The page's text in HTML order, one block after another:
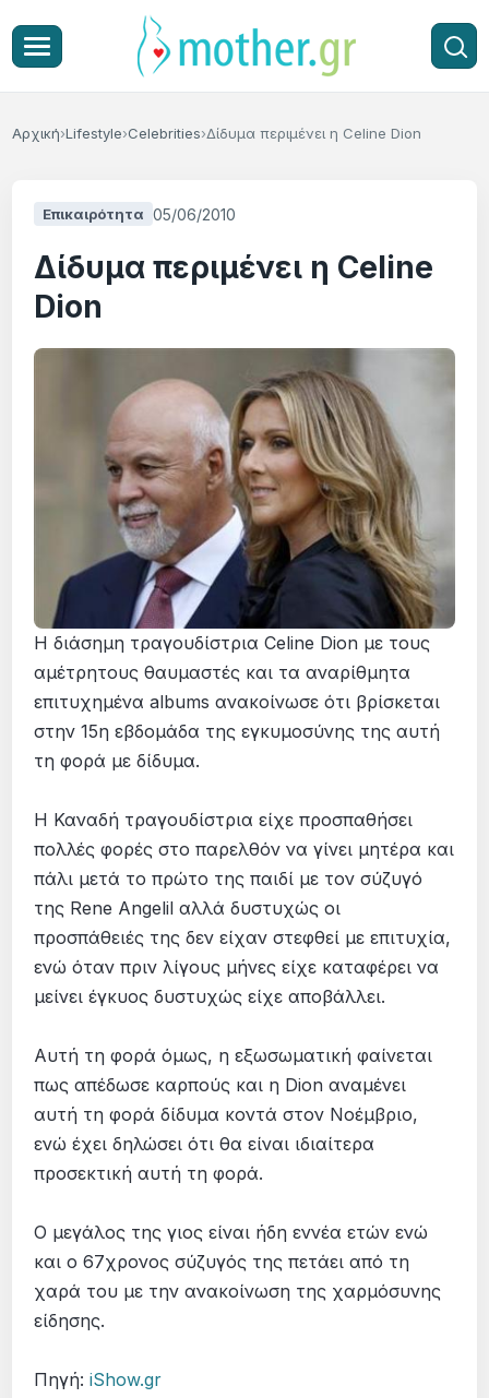
Αρχική Lifestyle Celebrities Δίδυμα περιμένει η Celine Dion
Επικαιρότητα 05/06/2010
Δίδυμα περιμένει η Celine
Dion
Η διάσημη τραγουδίστρια Celine Dion με τους
αμέτρητους θαυμαστές και τα αναρίθμητα
επιτυχημένα albums ανακοίνωσε ότι βρίσκεται
στην 15η εβδομάδα της εγκυμοσύνης της αυτή
τη φορά με δίδυμα.
Η Καναδή τραγουδίστρια είχε προσπαθήσει
πολλές φορές στο παρελθόν να γίνει μητέρα και
πάλι μετά το πρώτο της παιδί με τον σύζυγό
της Rene Angelil αλλά δυστυχώς οι
προσπάθειές της δεν είχαν στεφθεί με επιτυχία,
ενώ όταν πριν λίγους μήνες είχε καταφέρει να
μείνει έγκυος δυστυχώς είχε αποβάλλει.
Αυτή τη φορά όμως, η εξωσωματική φαίνεται
πως απέδωσε καρπούς και η Dion αναμένει
αυτή τη φορά δίδυμα κοντά στον Νοέμβριο,
ενώ έχει δηλώσει ότι θα είναι ιδιαίτερα
προσεκτική αυτή τη φορά.
Ο μεγάλος της γιος είναι ήδη εννέα ετών ενώ
και ο 67χρονος σύζυγός της πετάει από τη
χαρά του με την ανακοίνωση της χαρμόσυνης
είδησης.
Πηγή:iShow.gr